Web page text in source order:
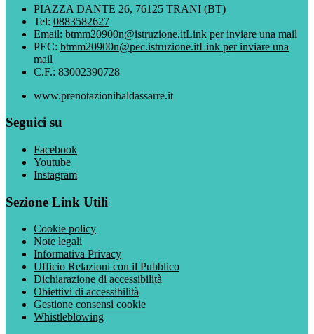
PIAZZA DANTE 26, 76125 TRANI (BT)
Tel: 0883582627
Email: btmm20900n@istruzione.itLink per inviare una mail
PEC: btmm20900n@pec.istruzione.itLink per inviare una
mail
C.F.: 83002390728
www.prenotazionibaldassarre.it
Seguici su
Facebook
Youtube
Instagram
Sezione Link Utili
Cookie policy
Note legali
Informativa Privacy
Ufficio Relazioni con il Pubblico
Dichiarazione di accessibilità
Obiettivi di accessibilità
Gestione consensi cookie
Whistleblowing